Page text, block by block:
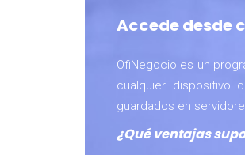
Accede desde
OfiNegocio es un
cualquier dispositivo
guardados en
¿Qué ventajas